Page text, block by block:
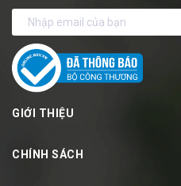
GIỚI THIỆU
CHÍNH SÁCH